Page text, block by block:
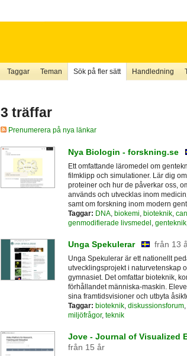
Taggar Teman Sök på fler sätt Handledning
3 träffar
Prenumerera på nya länkar
Nya Biologin - forskning.se
Ett omfattande läromedel om
filmklipp och simulationer. Lär dig
proteiner och hur de påverkar oss,
används och utvecklas inom
samt om forskning inom modern
Taggar: DNA, biokemi bioteknik,
genmodifierade livsmedel genteknik,
Unga Spekulerar från 13
Unga Spekulerar är ett nationellt
utvecklingsprojekt i naturvetenskap
gymnasiet. Det omfattar bioteknik,
förhållandet människa-maskin.
sina framtidsvisioner och utbyta
Taggar: bioteknik, diskussionsforum,
miljöfrågor, teknik
Jove - Journal of Visualized
från 15 år